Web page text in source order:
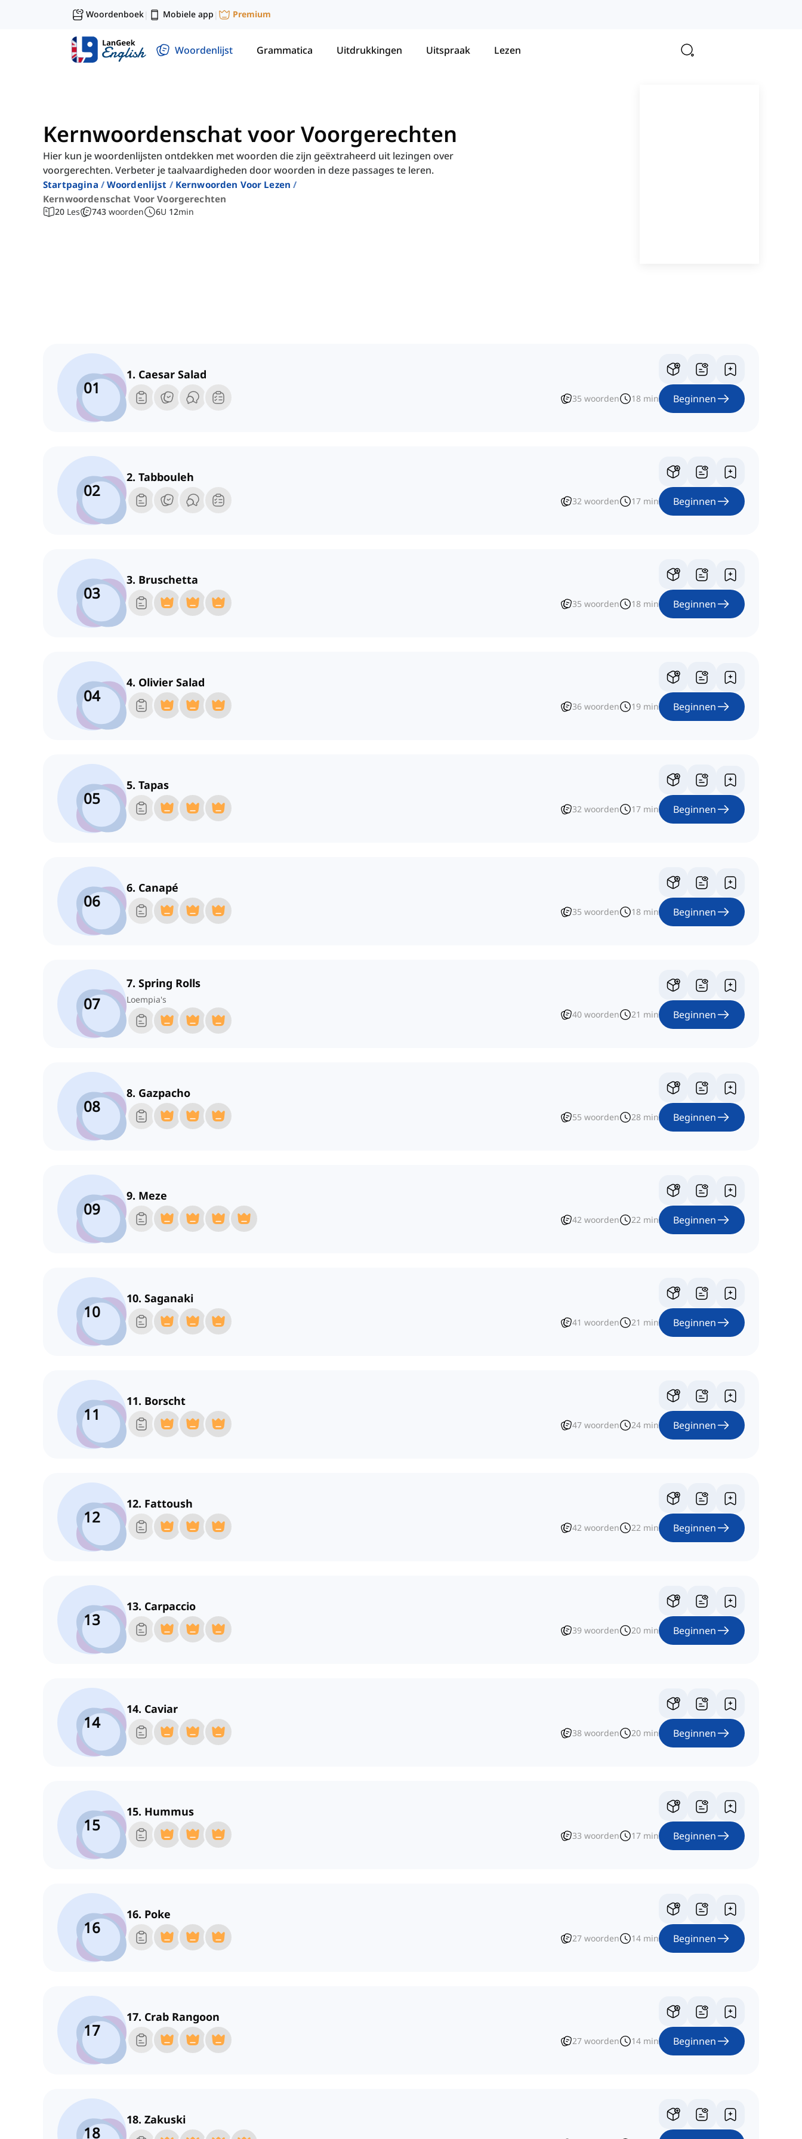
Woordenboek| Mobiele app | Premium
Woordenlijst Grammatica Uitdrukkingen Uitspraak Lezen
Kernwoordenschat voor Voorgerechten
Hier kun je woordenlijsten ontdekken met woorden die zijn geëxtraheerd uit lezingen over
voorgerechten. Verbeter je taalvaardigheden door woorden in deze passages te leren.
Startpagina Woordenlijst
Kernwoorden Voor Lezen
Kernwoordenschat Voor Voorgerechten
20 Les 743 woorden 6U 12min
01
1. Caesar Salad
35 woorden 18 min Beginnen
02
2. Tabbouleh
32 woorden 17 min Beginnen
03
3. Bruschetta
35 woorden 18 min Beginnen
04
4. Olivier Salad
36 woorden 19 min Beginnen
05
5. Tapas
32 woorden 17 min Beginnen
06
6. Canapé
35 woorden 18 min Beginnen
07
7. Spring Rolls
Loempia's
40 woorden 21 min Beginnen
08
8. Gazpacho
55 woorden 28 min Beginnen
09
9. Meze
42 woorden 22 min Beginnen
10
10. Saganaki
41 woorden 21 min Beginnen
11
11. Borscht
47 woorden 24 min Beginnen
12
12. Fattoush
42 woorden 22 min Beginnen
13
13. Carpaccio
39 woorden 20 min Beginnen
14
14. Caviar
38 woorden 20 min Beginnen
15
15. Hummus
33 woorden 17 min Beginnen
16
16. Poke
27 woorden 14 min Beginnen
17
17. Crab Rangoon
27 woorden 14 min Beginnen
18
18. Zakuski